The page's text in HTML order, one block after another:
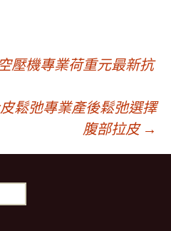
壓機專業荷重元最新抗
鬆弛專業產後鬆弛選擇
腹部拉皮 →